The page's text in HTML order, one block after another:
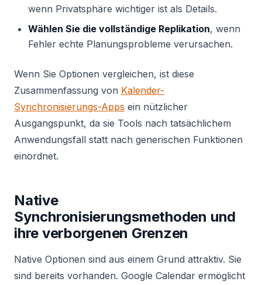
wenn Privatsphäre wichtiger ist als Details.
Wählen Sie die vollständige Replikation, wenn
Fehler echte Planungsprobleme verursachen.
Wenn Sie Optionen vergleichen, ist diese
Zusammenfassung von Kalender-
Synchronisierungs-Apps ein nützlicher
Ausgangspunkt, da sie Tools nach tatsächlichem
Anwendungsfall statt nach generischen Funktionen
einordnet.
Native
Synchronisierungsmethoden und
ihre verborgenen Grenzen
Native Optionen sind aus einem Grund attraktiv. Sie
sind bereits vorhanden. Google Calendar ermöglicht